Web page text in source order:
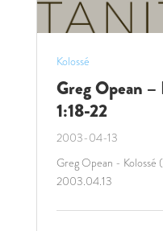
Kolossé
Greg Opean –
1:18-22
2003-04-13
Greg Opean - Kolossé
2003.04.13